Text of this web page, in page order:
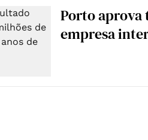
Porto aprova
empresa